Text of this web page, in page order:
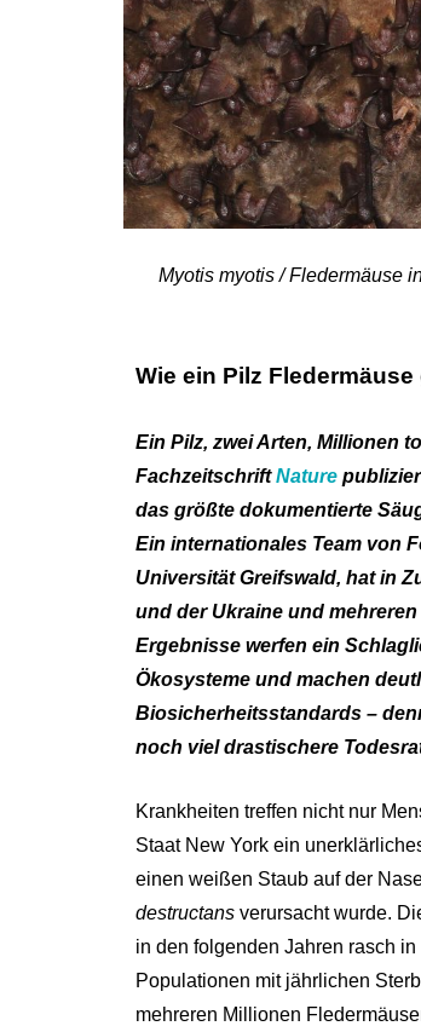
Myotis myotis / Fledermäuse
Wie ein Pilz
Ein Pilz, zwei Arten, Millionen
FachzeitschriftNature
das größte dokumentierte
Ein internationales Team von
Universität Greifswald, hat in
und der Ukraine und
Ergebnisse werfen ein
Ökosysteme und machen
Biosicherheitsstandards –
noch viel drastischere
Krankheiten treffen nicht nur
Staat New York ein
einen weißen Staub auf der
destructans verursacht wurde.
in den folgenden Jahren rasch
Populationen mit jährlichen
mehreren Millionen